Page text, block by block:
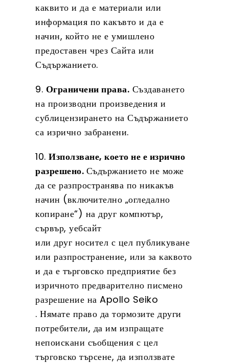
каквито и да е материали или
информация по какъвто и да е
начин, който не е умишлено
предоставен чрез Сайта или
Съдържанието.
9. Ограничени права. Създаването
на производни произведения и
сублицензирането на Съдържанието
са изрично забранени.
10. Използване, което не е изрично
разрешено. Съдържанието не може
да се разпространява по никакъв
начин (включително „огледално
копиране“) на друг компютър,
сървър, уебсайт
или друг носител с цел публикуване
или разпространение, или за каквото
и да е търговско предприятие без
изричното предварително писмено
разрешение на Apollo Seiko
. Нямате право да тормозите други
потребители, да им изпращате
непоискани съобщения с цел
търговско търсене, да използвате